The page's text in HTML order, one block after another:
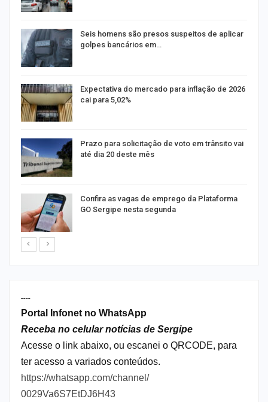
Seis homens são presos suspeitos de aplicar
golpes bancários em…
Expectativa do mercado para inflação de 2026
cai para 5,02%
Prazo para solicitação de voto em trânsito vai
até dia 20 deste mês
Confira as vagas de emprego da Plataforma
GO Sergipe nesta segunda
----
Portal Infonet no WhatsApp
Receba no celular notícias de Sergipe
Acesse o link abaixo, ou escanei o QRCODE, para
ter acesso a variados conteúdos.
https://whatsapp.com/channel/
0029Va6S7EtDJ6H43